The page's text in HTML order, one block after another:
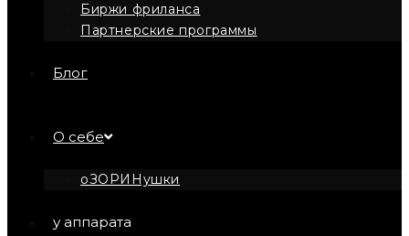
Биржи фриланса
Партнерские программы
Блог
О себе
оЗОРИНушки
у аппарата